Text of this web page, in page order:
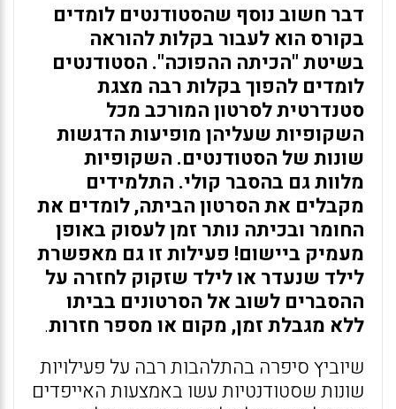
דבר חשוב נוסף שהסטודנטים לומדים
בקורס הוא לעבור בקלות להוראה
בשיטת "הכיתה ההפוכה". הסטודנטים
לומדים להפוך בקלות רבה מצגת
סטנדרטית לסרטון המורכב מכל
השקופיות שעליהן מופיעות הדגשות
שונות של הסטודנטים. השקופיות
מלוות גם בהסבר קולי. התלמידים
מקבלים את הסרטון הביתה, לומדים את
החומר ובכיתה נותר זמן לעסוק באופן
מעמיק ביישום! פעילות זו גם מאפשרת
לילד שנעדר או לילד שזקוק לחזרה על
ההסברים לשוב אל הסרטונים בביתו
ללא מגבלת זמן, מקום או מספר חזרות.
שיוביץ סיפרה בהתלהבות רבה על פעילויות
שונות שסטודנטיות עשו באמצעות האייפדים